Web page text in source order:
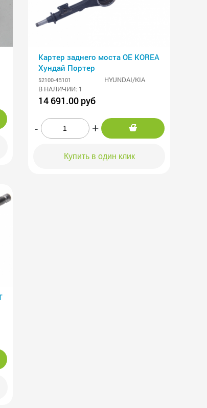
Картер заднего моста OE KOREA
Хундай Портер
52100-4B101
HYUNDAI/KIA
В НАЛИЧИИ: 1
14 691.00 руб
- +
Купить в один клик